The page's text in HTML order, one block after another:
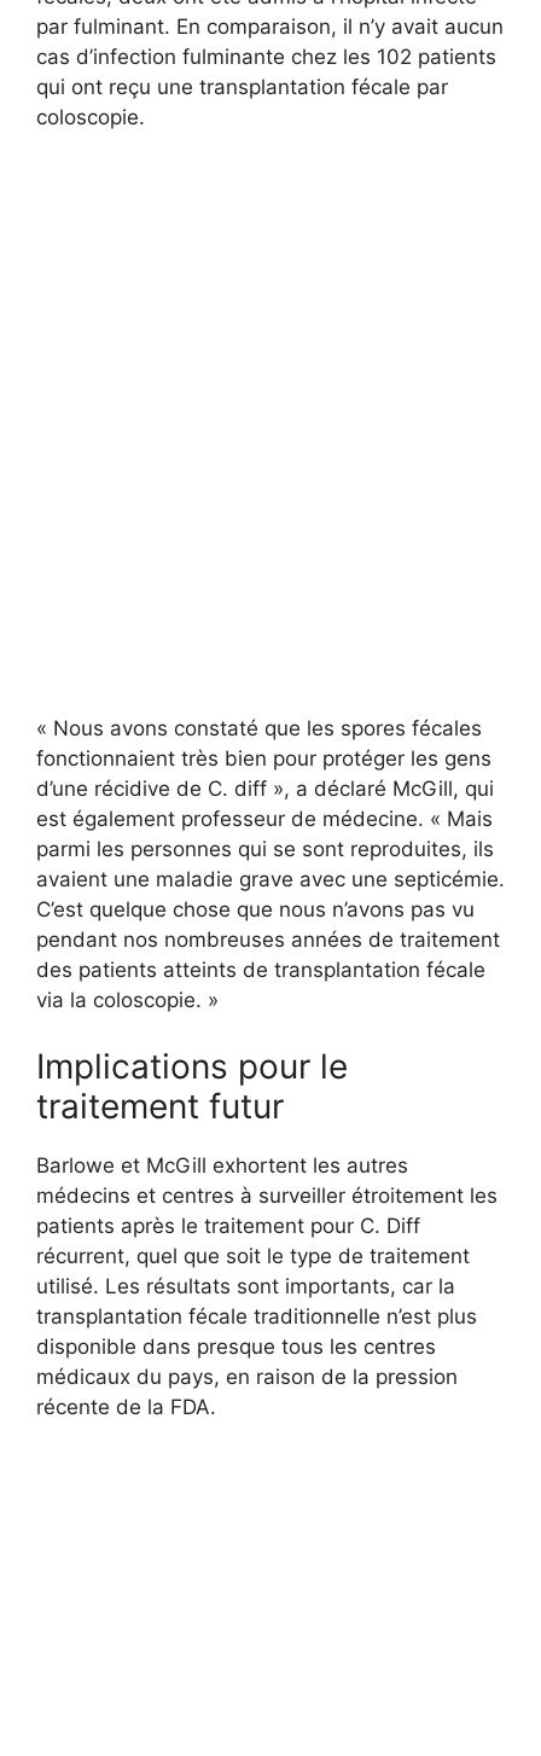
par fulminant. En comparaison, il n’y avait aucun
cas d’infection fulminante chez les 102 patients
qui ont reçu une transplantation fécale par
coloscopie.
« Nous avons constaté que les spores fécales
fonctionnaient très bien pour protéger les gens
d’une récidive de C. diff », a déclaré McGill, qui
est également professeur de médecine. « Mais
parmi les personnes qui se sont reproduites, ils
avaient une maladie grave avec une septicémie.
C’est quelque chose que nous n’avons pas vu
pendant nos nombreuses années de traitement
des patients atteints de transplantation fécale
via la coloscopie. »
Implications pour le
traitement futur
Barlowe et McGill exhortent les autres
médecins et centres à surveiller étroitement les
patients après le traitement pour C. Diff
récurrent, quel que soit le type de traitement
utilisé. Les résultats sont importants, car la
transplantation fécale traditionnelle n’est plus
disponible dans presque tous les centres
médicaux du pays, en raison de la pression
récente de la FDA.